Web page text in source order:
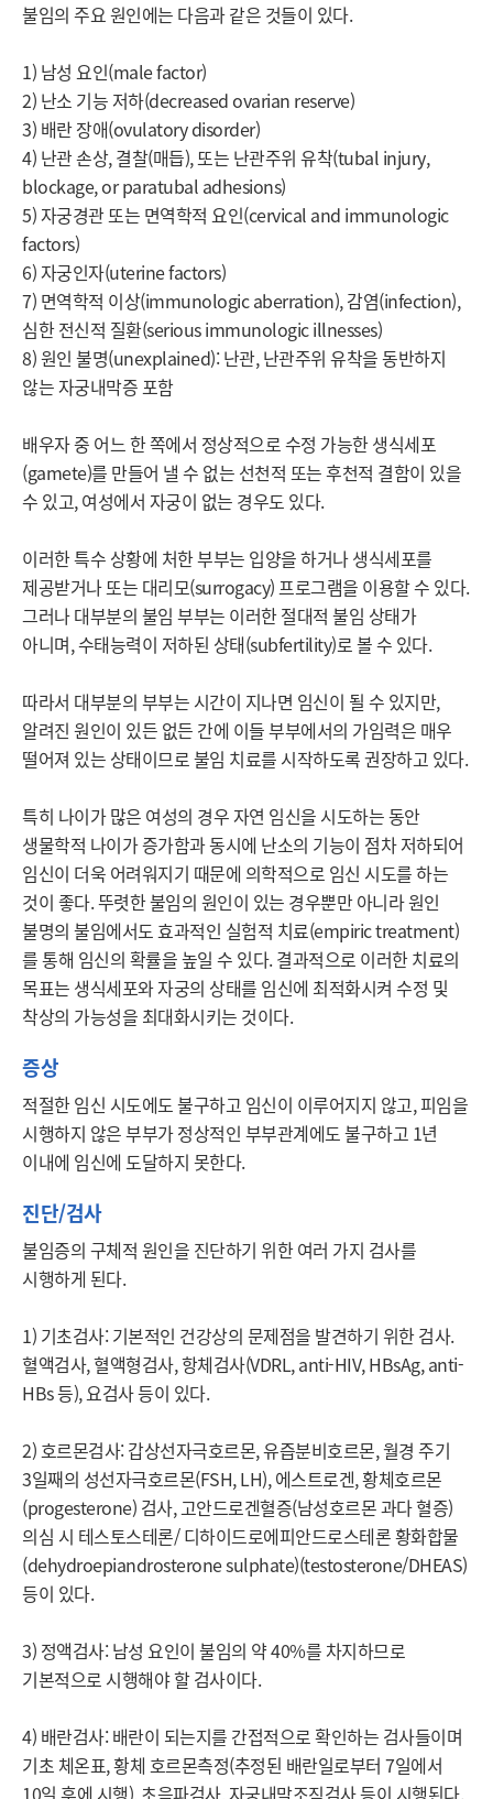
불임의 주요 원인에는 다음과 같은 것들이 있다.
1) 남성 요인(male factor)
2) 난소 기능 저하(decreased ovarian reserve)
3) 배란 장애(ovulatory disorder)
4) 난관 손상, 결찰(매듭), 또는 난관주위 유착(tubal injury,
blockage, or paratubal adhesions)
5) 자궁경관 또는 면역학적 요인(cervical and immunologic
factors)
6) 자궁인자(uterine factors)
7) 면역학적 이상(immunologic aberration), 감염(infection),
심한 전신적 질환(serious immunologic illnesses)
8) 원인 불명(unexplained): 난관, 난관주위 유착을 동반하지
않는 자궁내막증 포함
배우자 중 어느 한 쪽에서 정상적으로 수정 가능한 생식세포
(gamete)를 만들어 낼 수 없는 선천적 또는 후천적 결함이 있을
수 있고, 여성에서 자궁이 없는 경우도 있다.
이러한 특수 상황에 처한 부부는 입양을 하거나 생식세포를
제공받거나 또는 대리모(surrogacy) 프로그램을 이용할 수 있다.
그러나 대부분의 불임 부부는 이러한 절대적 불임 상태가
아니며, 수태능력이 저하된 상태(subfertility)로 볼 수 있다.
따라서 대부분의 부부는 시간이 지나면 임신이 될 수 있지만,
알려진 원인이 있든 없든 간에 이들 부부에서의 가임력은 매우
떨어져 있는 상태이므로 불임 치료를 시작하도록 권장하고 있다.
특히 나이가 많은 여성의 경우 자연 임신을 시도하는 동안
생물학적 나이가 증가함과 동시에 난소의 기능이 점차 저하되어
임신이 더욱 어려워지기 때문에 의학적으로 임신 시도를 하는
것이 좋다. 뚜렷한 불임의 원인이 있는 경우뿐만 아니라 원인
불명의 불임에서도 효과적인 실험적 치료(empiric treatment)
를 통해 임신의 확률을 높일 수 있다. 결과적으로 이러한 치료의
목표는 생식세포와 자궁의 상태를 임신에 최적화시켜 수정 및
착상의 가능성을 최대화시키는 것이다.
증상
적절한 임신 시도에도 불구하고 임신이 이루어지지 않고, 피임을
시행하지 않은 부부가 정상적인 부부관계에도 불구하고 1년
이내에 임신에 도달하지 못한다.
진단/검사
불임증의 구체적 원인을 진단하기 위한 여러 가지 검사를
시행하게 된다.
1) 기초검사: 기본적인 건강상의 문제점을 발견하기 위한 검사.
혈액검사, 혈액형검사, 항체검사(VDRL, anti-HIV, HBsAg, anti-
HBs 등), 요검사 등이 있다.
2) 호르몬검사: 갑상선자극호르몬, 유즙분비호르몬, 월경 주기
3일째의 성선자극호르몬(FSH, LH), 에스트로겐, 황체호르몬
(progesterone) 검사, 고안드로겐혈증(남성호르몬 과다 혈증)
의심 시 테스토스테론/ 디하이드로에피안드로스테론 황화합물
(dehydroepiandrosterone sulphate)(testosterone/DHEAS)
등이 있다.
3) 정액검사: 남성 요인이 불임의 약 40%를 차지하므로
기본적으로 시행해야 할 검사이다.
4) 배란검사: 배란이 되는지를 간접적으로 확인하는 검사들이며
기초 체온표, 황체 호르몬측정(추정된 배란일로부터 7일에서
10일 후에 시행), 초음파검사, 자궁내막조직검사 등이 시행된다.